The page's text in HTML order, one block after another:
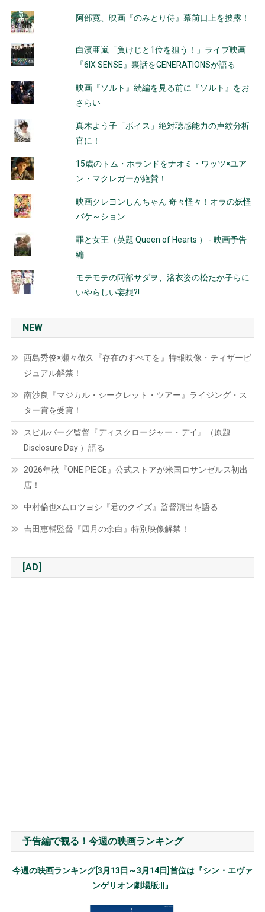
阿部寛、映画『のみとり侍』幕前口上を披露！
白濱亜嵐「負けじと1位を狙う！」ライブ映画
『6IX SENSE』裏話をGENERATIONSが語る
映画『ソルト』続編を見る前に『ソルト』をお
さらい
真木よう子「ボイス」絶対聴感能力の声紋分析
官に！
15歳のトム・ホランドをナオミ・ワッツ×ユア
ン・マクレガーが絶賛！
映画クレヨンしんちゃん 奇々怪々！オラの妖怪
バケ～ション
罪と女王（英題 Queen of Hearts ） - 映画予告
編
モテモテの阿部サダヲ、浴衣姿の松たか子らに
いやらしい妄想?!
NEW
西島秀俊×瀬々敬久『存在のすべてを』特報映像・ティザービ
ジュアル解禁！
南沙良『マジカル・シークレット・ツアー』ライジング・ス
ター賞を受賞！
スピルバーグ監督『ディスクロージャー・デイ』（原題
Disclosure Day ）語る
2026年秋『ONE PIECE』公式ストアが米国ロサンゼルス初出
店！
中村倫也×ムロツヨシ『君のクイズ』監督演出を語る
吉田恵輔監督『四月の余白』特別映像解禁！
[AD]
予告編で観る！今週の映画ランキング
今週の映画ランキング[3月13日～3月14日]首位は『シン・エヴァ
ンゲリオン劇場版:||』